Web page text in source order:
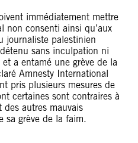
immédiatement mettre
non consenti ainsi qu’aux
journaliste palestinien
sans inculpation ni
a entamé une grève de la
Amnesty International
pris plusieurs mesures de
certaines sont contraires à
autres mauvais
sa grève de la faim.